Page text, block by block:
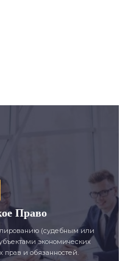
Право
(судебным или
экономических
прав и обязанностей.